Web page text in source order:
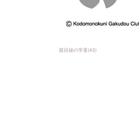
親目線の学童(43)